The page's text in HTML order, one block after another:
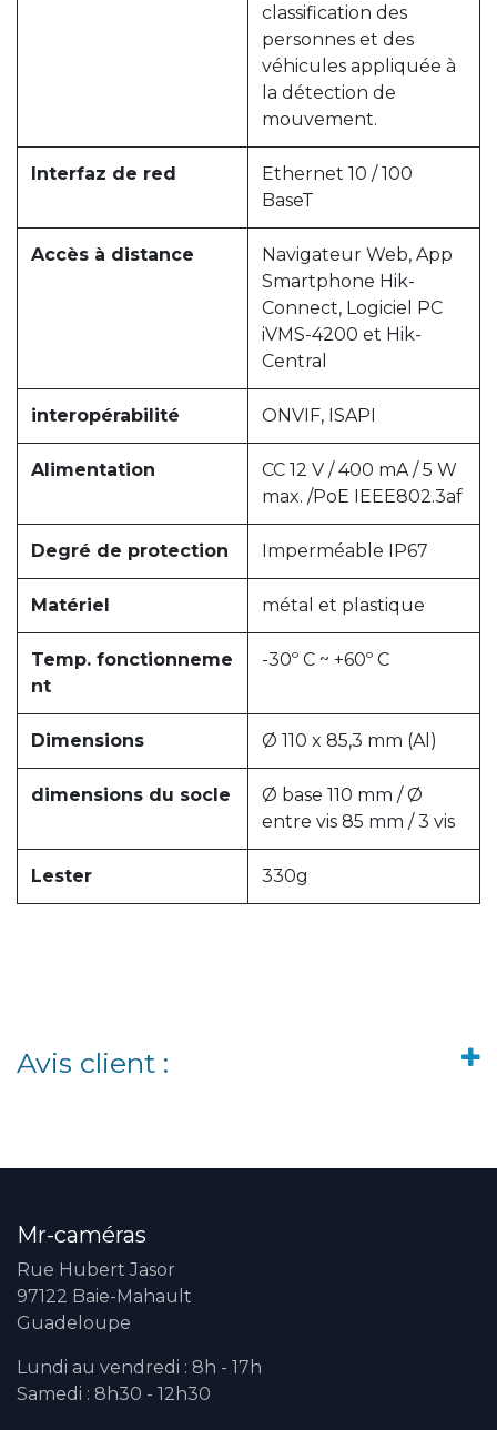
classification des
personnes et des
véhicules appliquée à
la détection de
mouvement.
Interfaz de red
Ethernet 10 / 100
BaseT
Accès à distance
Navigateur Web, App
Smartphone Hik-
Connect, Logiciel PC
iVMS-4200 et Hik-
Central
interopérabilité ONVIF, ISAPI
Alimentation
CC 12 V / 400 mA / 5 W
max. /PoE IEEE802.3af
Degré de protection Imperméable IP67
Matériel métal et plastique
Temp. fonctionneme
nt
-30º C ~ +60º C
Dimensions Ø 110 x 85,3 mm (Al)
dimensions du socle
Ø base 110 mm / Ø
entre vis 85 mm / 3 vis
Lester 330g
Avis client :
Mr-caméras
Rue Hubert Jasor
97122 Baie-Mahault
Guadeloupe
Lundi au vendredi : 8h - 17h
Samedi : 8h30 - 12h30